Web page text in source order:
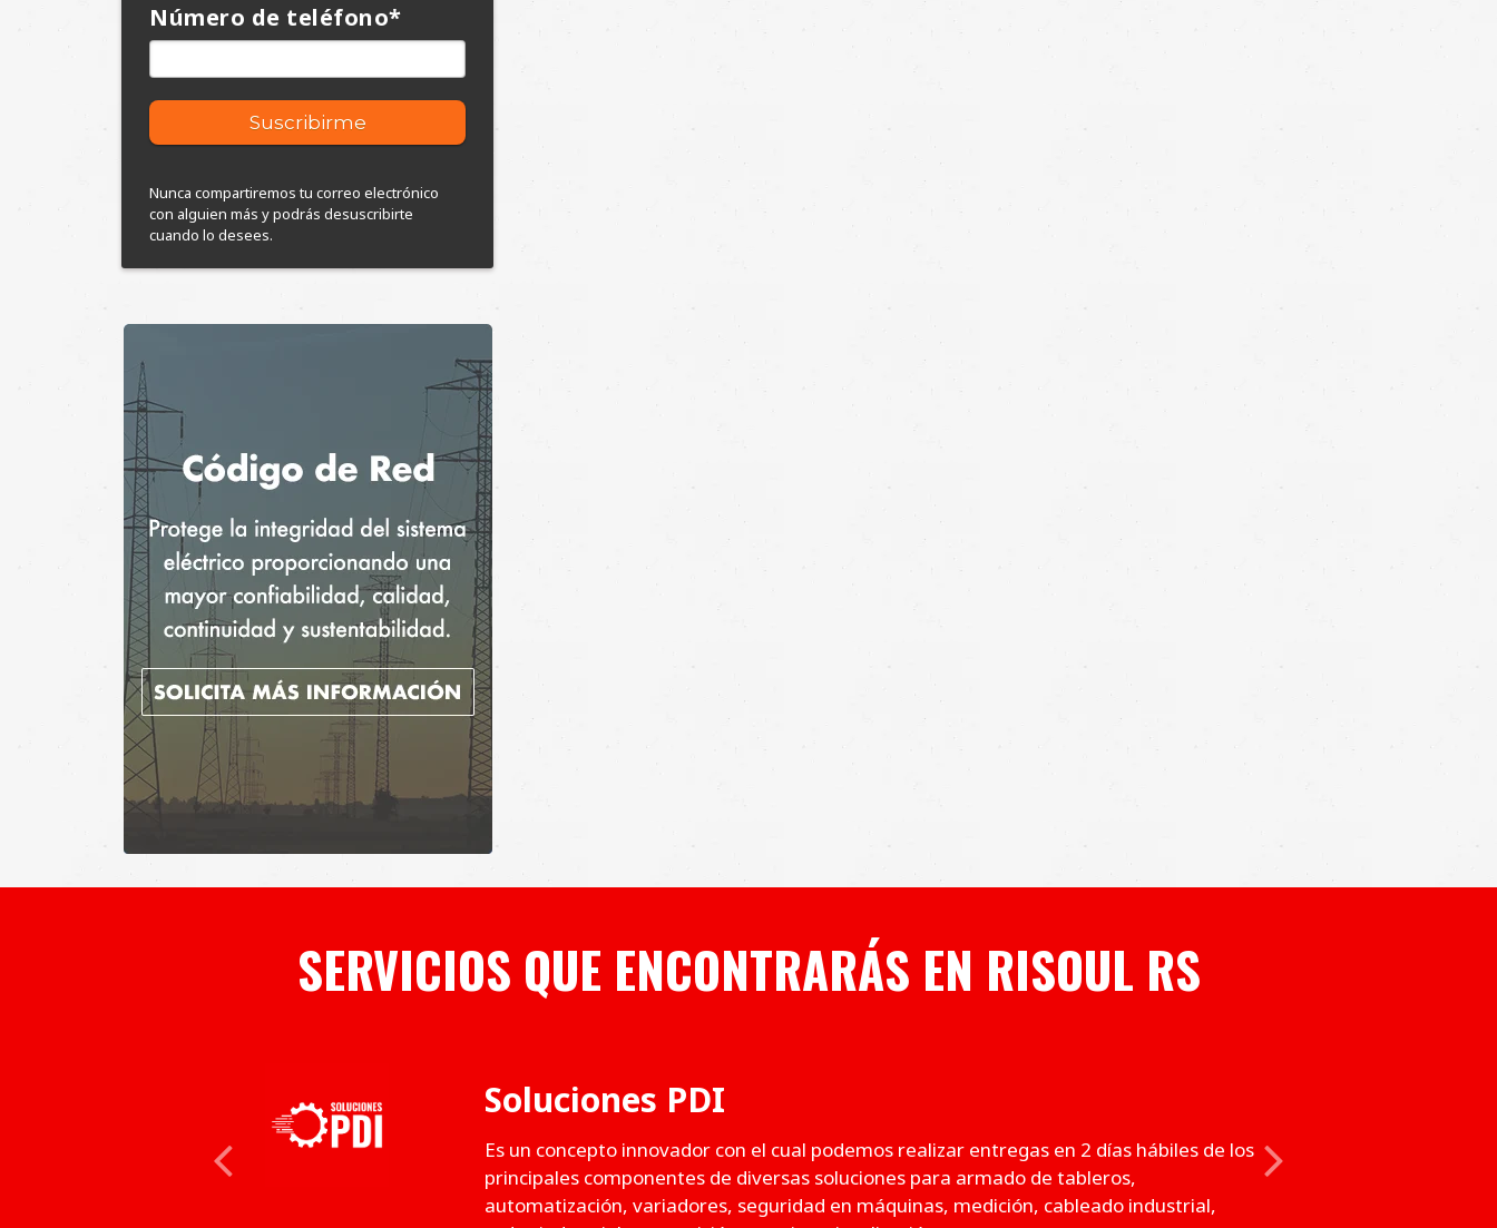
Número de teléfono*
Nunca compartiremos tu correo electrónico
con alguien más y podrás desuscribirte
cuando lo desees.
SERVICIOS QUE ENCONTRARÁS EN RISOUL RS
Soluciones PDI
Es un concepto innovador con el cual podemos realizar entregas en 2 días hábiles de los
principales componentes de diversas soluciones para armado de tableros,
automatización, variadores, seguridad en máquinas, medición, cableado industrial,
Previous Next